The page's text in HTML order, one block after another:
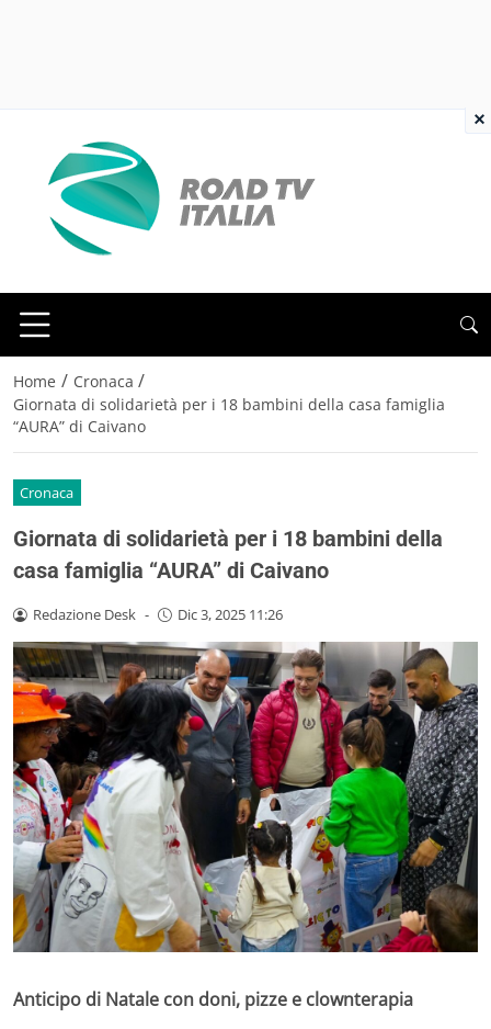
Home / Cronaca /
Giornata di solidarietà per i 18 bambini della casa famiglia
“AURA” di Caivano
Cronaca
Giornata di solidarietà per i 18 bambini della
casa famiglia “AURA” di Caivano
Redazione Desk - Dic 3, 2025 11:26
Anticipo di Natale con doni, pizze e clownterapia
×